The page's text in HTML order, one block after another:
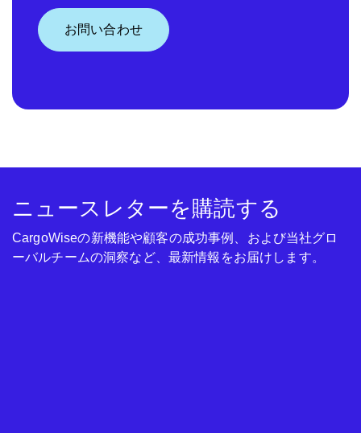
お問い合わせ
ニュースレターを購読する
CargoWiseの新機能や顧客の成功事例、および当社グロ
ーバルチームの洞察など、最新情報をお届けします。